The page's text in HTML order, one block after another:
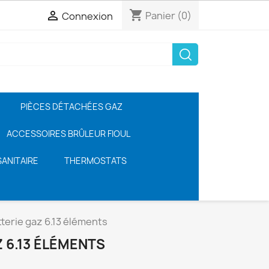
 Connexion shopping_cart Panier (0)
PIÈCES DÉTACHÉES GAZ
ACCESSOIRES BRÛLEUR FIOUL
THERMOSTATS
gaz 6.13 éléments
6.13 ÉLÉMENTS